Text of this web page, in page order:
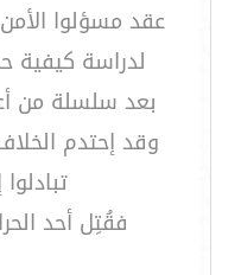
عقد مسؤلوا
لدراسة كيفية
بعد سلسلة من
وقد إحتدم
فقُتِل أحد